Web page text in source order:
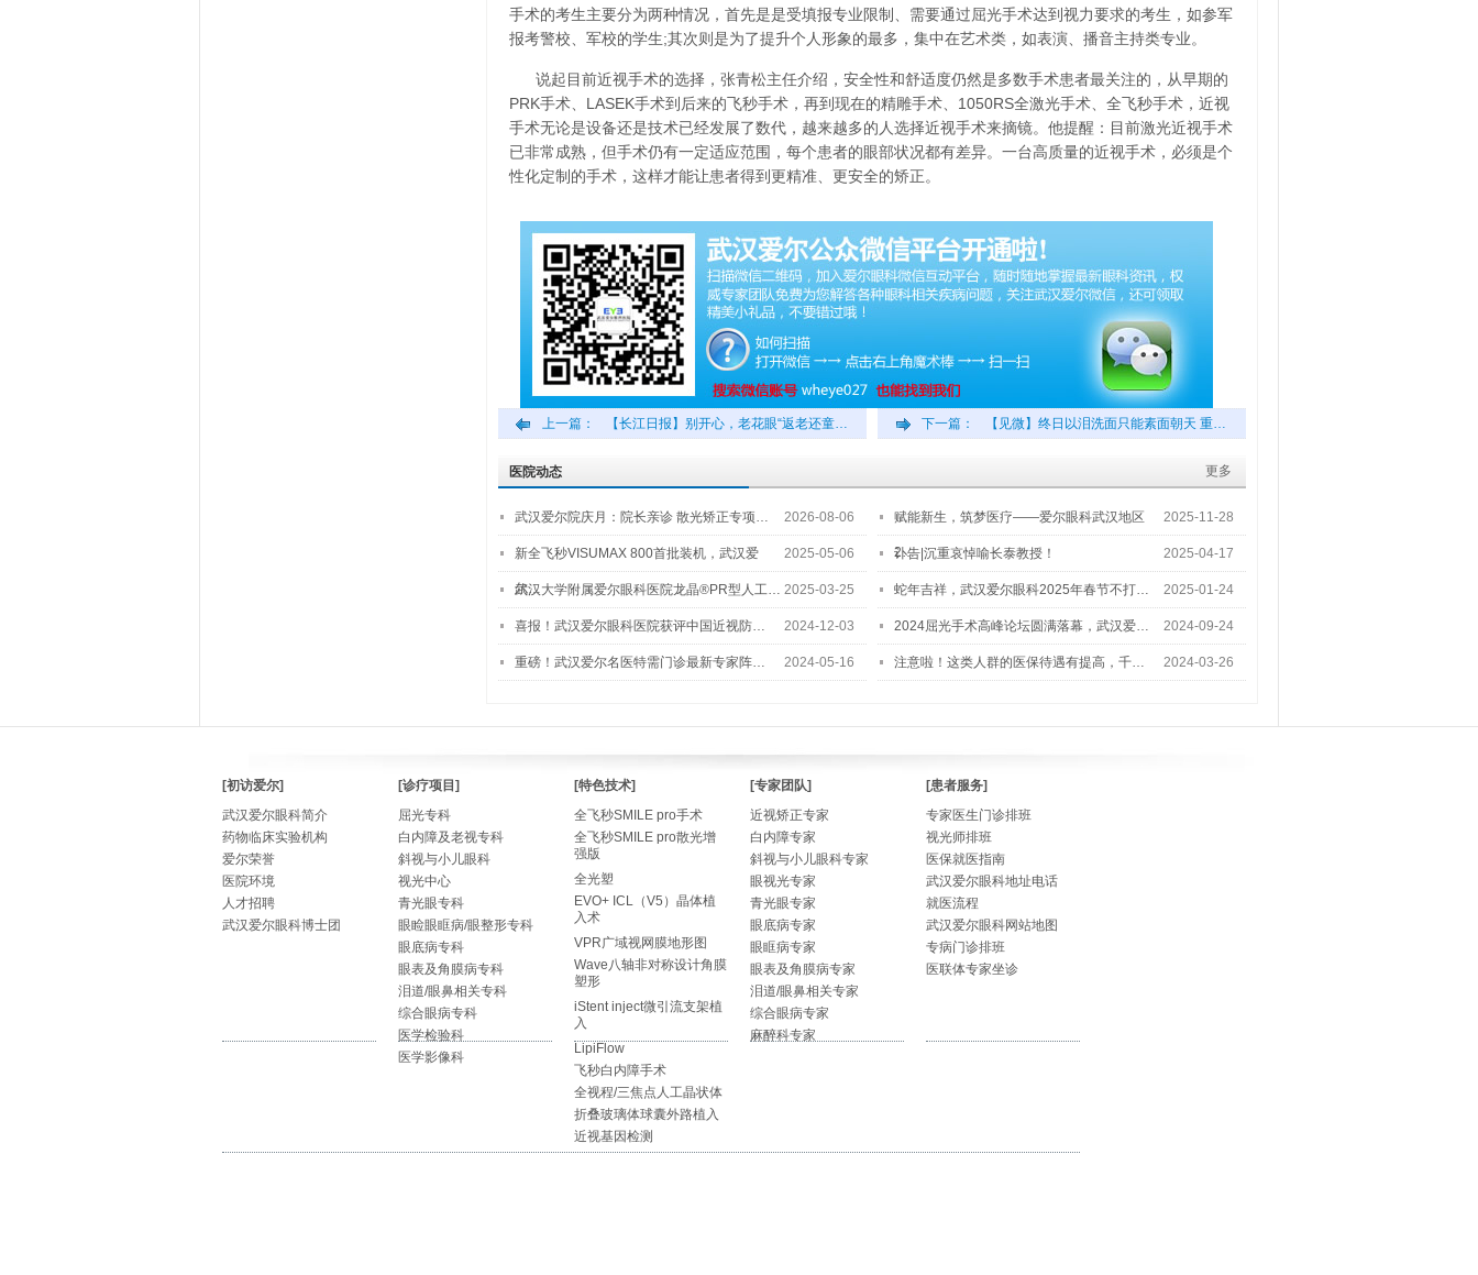
手术的考生主要分为两种情况，首先是是受填报专业限制、需要通过屈光手术达到视力要求的考生，如参军
报考警校、军校的学生;其次则是为了提升个人形象的最多，集中在艺术类，如表演、播音主持类专业。
说起目前近视手术的选择，张青松主任介绍，安全性和舒适度仍然是多数手术患者最关注的，从早期的
PRK手术、LASEK手术到后来的飞秒手术，再到现在的精雕手术、1050RS全激光手术、全飞秒手术，近视
手术无论是设备还是技术已经发展了数代，越来越多的人选择近视手术来摘镜。他提醒：目前激光近视手术
已非常成熟，但手术仍有一定适应范围，每个患者的眼部状况都有差异。一台高质量的近视手术，必须是个
性化定制的手术，这样才能让患者得到更精准、更安全的矫正。
上一篇： 【长江日报】别开心，老花眼“返老还童… 下一篇： 【见微】终日以泪洗面只能素面朝天 重…
更多
医院动态
武汉爱尔院庆月：院长亲诊 散光矫正专项… 2026-08-06 赋能新生，筑梦医疗——爱尔眼科武汉地区
2…
2025-11-28
新全飞秒VISUMAX 800首批装机，武汉爱
尔…
2025-05-06 讣告|沉重哀悼喻长泰教授！ 2025-04-17
武汉大学附属爱尔眼科医院龙晶®PR型人工… 2025-03-25 蛇年吉祥，武汉爱尔眼科2025年春节不打… 2025-01-24
喜报！武汉爱尔眼科医院获评中国近视防… 2024-12-03 2024屈光手术高峰论坛圆满落幕，武汉爱… 2024-09-24
重磅！武汉爱尔名医特需门诊最新专家阵… 2024-05-16 注意啦！这类人群的医保待遇有提高，千… 2024-03-26
[初访爱尔]
武汉爱尔眼科简介
药物临床实验机构
爱尔荣誉
医院环境
人才招聘
武汉爱尔眼科博士团
[诊疗项目]
屈光专科
白内障及老视专科
斜视与小儿眼科
视光中心
青光眼专科
眼睑眼眶病/眼整形专科
眼底病专科
眼表及角膜病专科
泪道/眼鼻相关专科
综合眼病专科
医学检验科
医学影像科
[特色技术]
全飞秒SMILE pro手术
全飞秒SMILE pro散光增
强版
全光塑
EVO+ ICL（V5）晶体植
入术
VPR广域视网膜地形图
Wave八轴非对称设计角膜
塑形
iStent inject微引流支架植
入
LipiFlow
飞秒白内障手术
全视程/三焦点人工晶状体
折叠玻璃体球囊外路植入
近视基因检测
[专家团队]
近视矫正专家
白内障专家
斜视与小儿眼科专家
眼视光专家
青光眼专家
眼底病专家
眼眶病专家
眼表及角膜病专家
泪道/眼鼻相关专家
综合眼病专家
麻醉科专家
[患者服务]
专家医生门诊排班
视光师排班
医保就医指南
武汉爱尔眼科地址电话
就医流程
武汉爱尔眼科网站地图
专病门诊排班
医联体专家坐诊